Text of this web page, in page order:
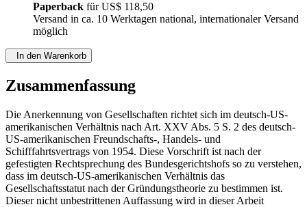
Paperback fürUS$ 118,50
Versand in ca. 10 Werktagen national, internationaler Versand
möglich
In den Warenkorb
Zusammenfassung
Die Anerkennung von Gesellschaften richtet sich im deutsch-US-
amerikanischen Verhältnis nach Art. XXV Abs. 5 S. 2 des deutsch-
US-amerikanischen Freundschafts-, Handels- und
Schifffahrtsvertrags von 1954. Diese Vorschrift ist nach der
gefestigten Rechtsprechung des Bundesgerichtshofs so zu verstehen,
dass im deutsch-US-amerikanischen Verhältnis das
Gesellschaftsstatut nach der Gründungstheorie zu bestimmen ist.
Dieser nicht unbestrittenen Auffassung wird in dieser Arbeit